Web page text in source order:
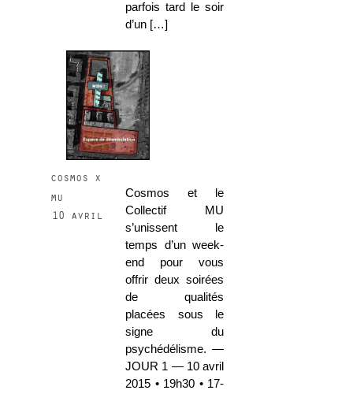
parfois tard le soir
d’un […]
cosmos x
mu
10 avril
Cosmos et le
Collectif MU
s’unissent le
temps d’un week-
end pour vous
offrir deux soirées
de qualités
placées sous le
signe du
psychédélisme. —
JOUR 1 — 10 avril
2015 • 19h30 • 17-